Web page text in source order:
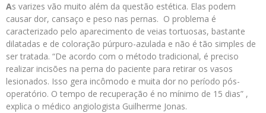
As varizes vão muito além da questão estética. Elas podem
causar dor, cansaço e peso nas pernas. O problema é
caracterizado pelo aparecimento de veias tortuosas, bastante
dilatadas e de coloração púrpuro-azulada e não é tão simples de
ser tratada. “De acordo com o método tradicional, é preciso
realizar incisões na perna do paciente para retirar os vasos
lesionados. Isso gera incômodo e muita dor no período pós-
operatório. O tempo de recuperação é no mínimo de 15 dias” ,
explica o médico angiologista Guilherme Jonas.